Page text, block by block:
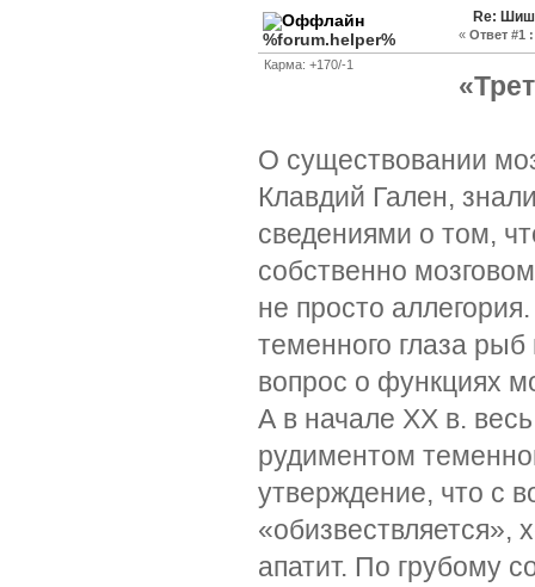
%forum.helper%
Карма: +170/-1
Re:
« Ответ #1 :
О существовании
Клавдий Гален,
сведениями о том,
собственно
не просто
теменного глаза
вопрос о функциях
А в начале XX в.
рудиментом
утверждение, что с
«обизвествляется»,
апатит. По грубому